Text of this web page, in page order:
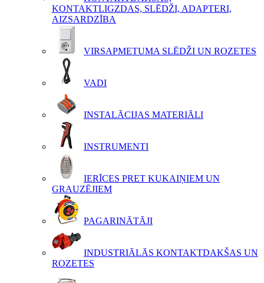
KONTAKTLIGZDAS, SLĒDŽI, ADAPTERI,
AIZSARDZĪBA
VIRSAPMETUMA SLĒDŽI UN ROZETES
VADI
INSTALĀCIJAS MATERIĀLI
INSTRUMENTI
IERĪCES PRET KUKAIŅIEM UN
GRAUZĒJIEM
PAGARINĀTĀJI
INDUSTRIĀLĀS KONTAKTDAKŠAS UN
ROZETES